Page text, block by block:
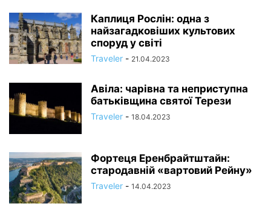
Каплиця Рослін: одна з
найзагадковіших культових
споруд у світі
Traveler - 21.04.2023
Авіла: чарівна та неприступна
батьківщина святої Терези
Traveler - 18.04.2023
Фортеця Еренбрайтштайн:
стародавній «вартовий Рейну»
Traveler - 14.04.2023